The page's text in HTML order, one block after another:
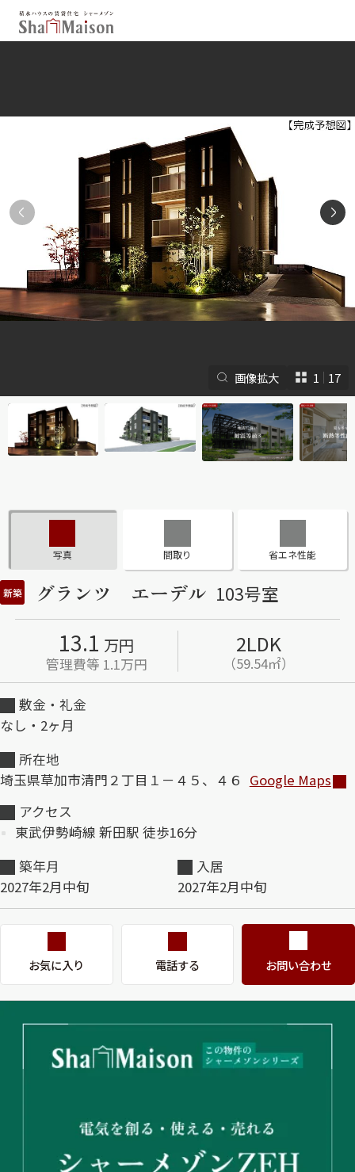
東北
関東
関西
中国・四国
市区郡・路線・駅から探す
通勤・通学時間から探す
地図から探す
シャーメゾンとは
シャーメゾンセレクショ
ルームツアー
シャーメゾンショップを探す
らくらく内見
シャーメゾンライフサポート
お問い合わせ・よくある質問
らくらくパートナー
シャーメゾンライフ GUARD
らくらくプラチナ
画像拡大 1 17
写真 間取り 省エネ性能
新築 グランツ エーデル 103号室
13.1 万円
管理費等 1.1万円
2LDK
（59.54㎡）
敷金・礼金
なし・2ヶ月
所在地
埼玉県草加市清門２丁目１－４５、４６ Google Maps
アクセス
東武伊勢崎線 新田駅 徒歩16分
築年月
2027年2月中旬
入居
2027年2月中旬
お気に入り 電話する お問い合わせ